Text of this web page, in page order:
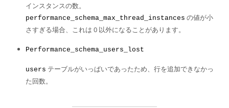
インスタンスの数。
performance_schema_max_thread_instances の値が小
さすぎる場合、これは 0 以外になることがあります。
Performance_schema_users_lost
users テーブルがいっぱいであったため、行を追加できなかっ
た回数。